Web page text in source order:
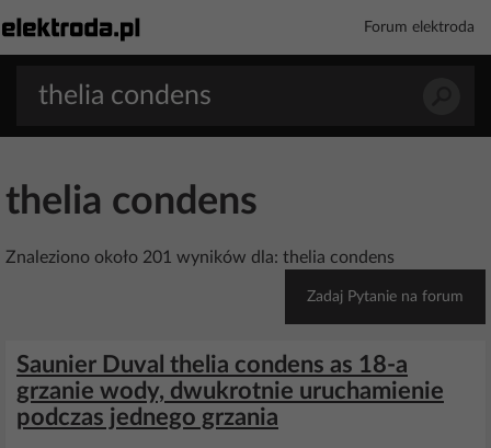
Forum elektroda
thelia condens
Znaleziono około 201 wyników dla: thelia condens
Zadaj Pytanie na forum
Saunier Duval thelia condens as 18-a
grzanie wody, dwukrotnie uruchamienie
podczas jednego grzania